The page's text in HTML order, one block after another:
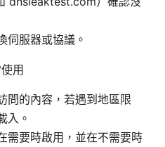
伺服器或協議。
用
問的內容，若遇到地區限
入。
需要時啟用，並在不需要時